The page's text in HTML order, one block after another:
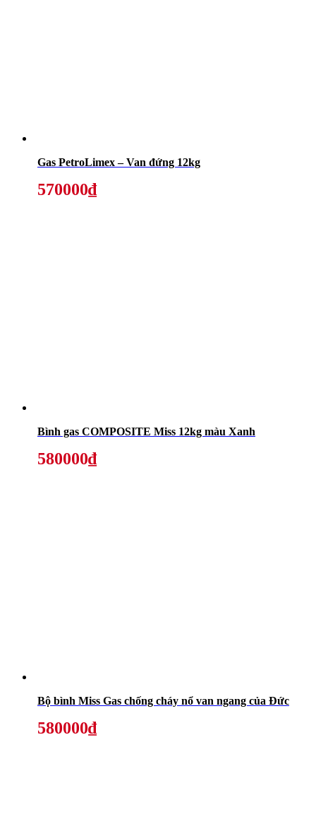
Gas PetroLimex – Van đứng 12kg
570000₫
Bình gas COMPOSITE Miss 12kg màu Xanh
580000₫
Bộ bình Miss Gas chống cháy nổ van ngang của Đức
580000₫